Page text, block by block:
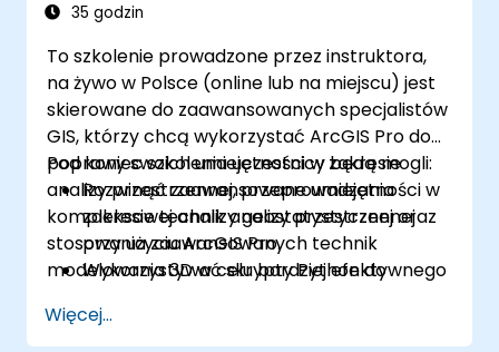
35 godzin
To szkolenie prowadzone przez instruktora,
na żywo w Polsce (online lub na miejscu) jest
skierowane do zaawansowanych specjalistów
GIS, którzy chcą wykorzystać ArcGIS Pro do
poprawy swoich umiejętności w zakresie
analizy przestrzennej, przeprowadzania
kompleksowej analizy geostatystycznej oraz
stosowania zaawansowanych technik
modelowania 3D w celu bardziej efektywnego
problemów w rzeczywistych scenariuszach.
Pod koniec szkolenia uczestnicy będą mogli:
Rozwinąć zaawansowane umiejętności w
zakresie technik analizy przestrzennej
przy użyciu ArcGIS Pro.
Wykorzystywać skrypty Python do
danych.
Więcej...